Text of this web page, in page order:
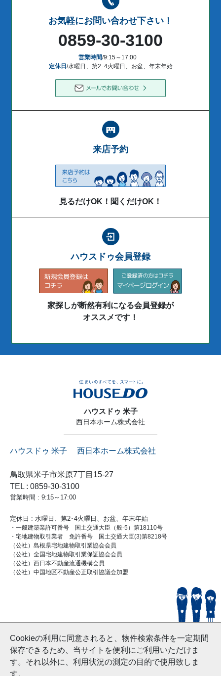
Cookieの利用に同意されると、物件検索条件を一定期間
保存できるため、当サイトを便利にご利用いただけま
す。それ以外に、利用状況の測定の目的で使用致しま
す。
お気軽にお問い合わせ下さい！
0859-30-3100
営業時間/9:15～17:00
定休日 /水曜日、第2･4火曜日、お盆、年末年始
来店予約
見るだけOK！聞くだけOK！
ハウスドゥ会員登録
家探しが断然有利になる会員登録が
オススメです！
ハウスドゥ 米子
西日本ホーム株式会社
ハウスドゥ 米子 西日本ホーム株式会社
鳥取県米子市米原7丁目15-27
TEL : 0859-30-3100
営業時間 : 9:15～17:00
定休日 : 水曜日、第2･4火曜日、お盆、年末年始
・一般建築業許可番号 国土交通大臣（般-5）第18110号
・宅地建物取引業者 免許番号 国土交通大臣(3)第8218号
（公社）島根県宅地建物取引業協会会員
（公社）全国宅地建物取引業保証協会会員
（公社）西日本不動産流通機構会員
（公社）中国地区不動産公正取引協議会加盟
© HouseDoYonago
and Nishinihon Home Co.ltd All Rights Reserved.